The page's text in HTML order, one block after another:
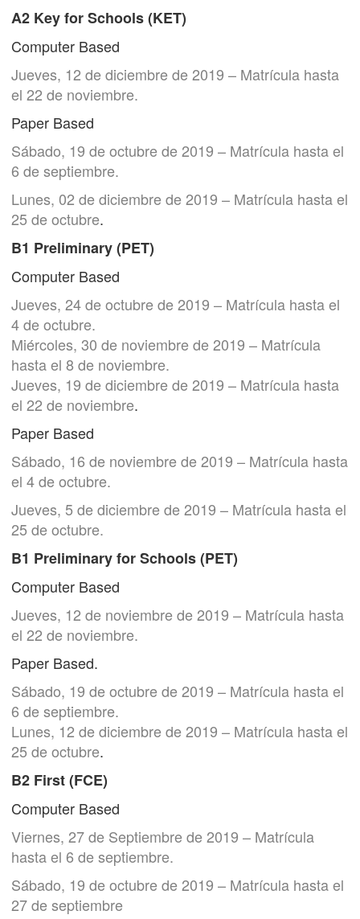
A2 Key for Schools (KET)
Computer Based
Jueves, 12 de diciembre de 2019 – Matrícula hasta
el 22 de noviembre.
Paper Based
Sábado, 19 de octubre de 2019 – Matrícula hasta el
6 de septiembre.
Lunes, 02 de diciembre de 2019 – Matrícula hasta el
25 de octubre.
B1 Preliminary (PET)
Computer Based
Jueves, 24 de octubre de 2019 – Matrícula hasta el
4 de octubre.
Miércoles, 30 de noviembre de 2019 – Matrícula
hasta el 8 de noviembre.
Jueves, 19 de diciembre de 2019 – Matrícula hasta
el 22 de noviembre.
Paper Based
Sábado, 16 de noviembre de 2019 – Matrícula hasta
el 4 de octubre.
Jueves, 5 de diciembre de 2019 – Matrícula hasta el
25 de octubre.
B1 Preliminary for Schools (PET)
Computer Based
Jueves, 12 de noviembre de 2019 – Matrícula hasta
el 22 de noviembre.
Paper Based.
Sábado, 19 de octubre de 2019 – Matrícula hasta el
6 de septiembre.
Lunes, 12 de diciembre de 2019 – Matrícula hasta el
25 de octubre.
B2 First (FCE)
Computer Based
Viernes, 27 de Septiembre de 2019 – Matrícula
hasta el 6 de septiembre.
Sábado, 19 de octubre de 2019 – Matrícula hasta el
27 de septiembre